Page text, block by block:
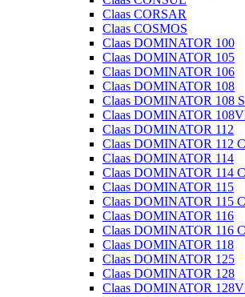
Claas CORSAR
Claas COSMOS
Claas DOMINATOR 100
Claas DOMINATOR 105
Claas DOMINATOR 106
Claas DOMINATOR 108
Claas DOMINATOR 108 S
Claas DOMINATOR
Claas DOMINATOR 112
Claas DOMINATOR 112
Claas DOMINATOR 114
Claas DOMINATOR 114
Claas DOMINATOR 115
Claas DOMINATOR 115
Claas DOMINATOR 116
Claas DOMINATOR 116
Claas DOMINATOR 118
Claas DOMINATOR 125
Claas DOMINATOR 128
Claas DOMINATOR